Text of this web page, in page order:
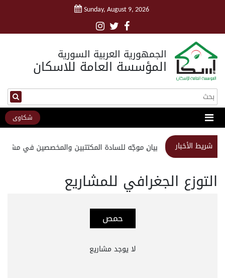
Sunday, August 9, 2026
الجمهورية العربية السورية
المؤسسة العامة للاسكان
شكاوى
شريط الأخبار استبيان موجّه للسادة المكتتبين والمخصصين في
التوزع الجغرافي للمشاريع
حمص
لا يوجد مشاريع